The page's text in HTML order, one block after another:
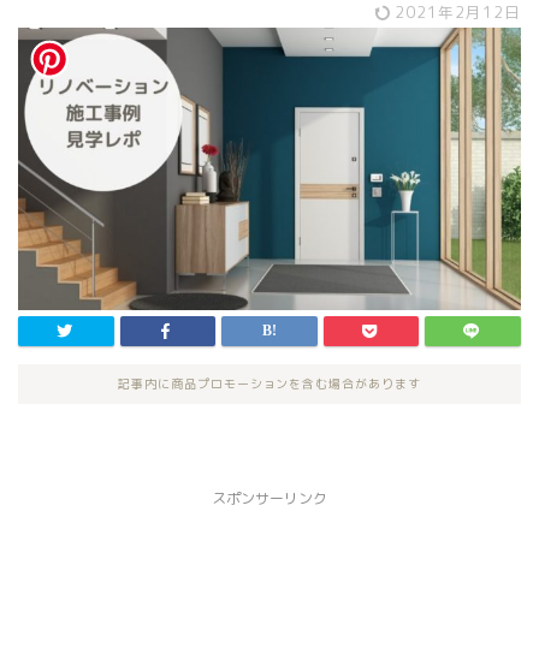
2021年2月12日
記事内に商品プロモーションを含む場合があります
スポンサーリンク